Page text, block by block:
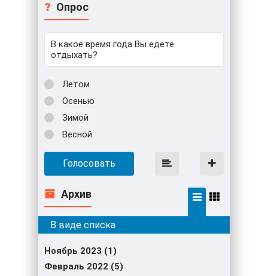
Опрос
В какое время года Вы едете
отдыхать?
Летом
Осенью
Зимой
Весной
Голосовать
Архив
Ноябрь 2023 (1)
Февраль 2022 (5)